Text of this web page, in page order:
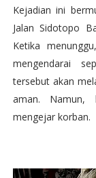
Kejadian ini
Jalan Sidotopo
Ketika
mengendarai
tersebut akan
aman. Namun,
mengejar korban.